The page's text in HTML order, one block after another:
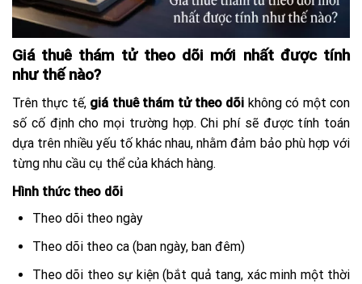
Giá thuê thám tử theo dõi mới nhất được tính
như thế nào?
Trên thực tế, giá thuê thám tử theo dõi không có một con
số cố định cho mọi trường hợp. Chi phí sẽ được tính toán
dựa trên nhiều yếu tố khác nhau, nhằm đảm bảo phù hợp với
từng nhu cầu cụ thể của khách hàng.
Hình thức theo dõi
Theo dõi theo ngày
Theo dõi theo ca (ban ngày, ban đêm)
Theo dõi theo sự kiện (bắt quả tang, xác minh một thời